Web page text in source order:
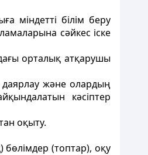
мiндеттi білім беру
сәйкес iске
орталық атқарушы
даярлау және олардың
кәсiптер
оқыту.
бөлiмдер (топтар), оқу